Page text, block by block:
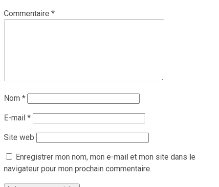
Commentaire *
Nom *
E-mail *
Site web
Enregistrer mon nom, mon e-mail et mon site dans le
navigateur pour mon prochain commentaire.